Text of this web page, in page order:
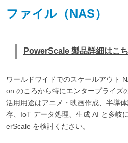
ファイル（NAS）
PowerScale 製品詳細はこ
ワールドワイドでのスケールアウト
on のころから特にエンタープライズ
活用用途はアニメ・映画作成、半導
存、IoT データ処理、生成 AI と多岐
erScale を検討ください。